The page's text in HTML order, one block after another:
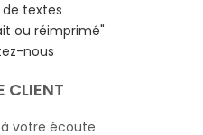
de textes
ou réimprimé"
nous
CLIENT
votre écoute